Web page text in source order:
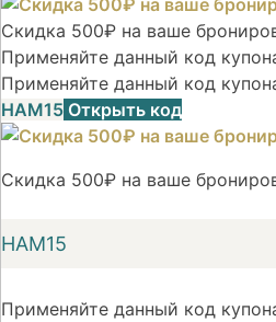
Скидка 500₽ на ваше
Применяйте данный код
Применяйте данный код
НАМ15 Открыть код
Скидка 500₽ на ваше
НАМ15
Применяйте данный код